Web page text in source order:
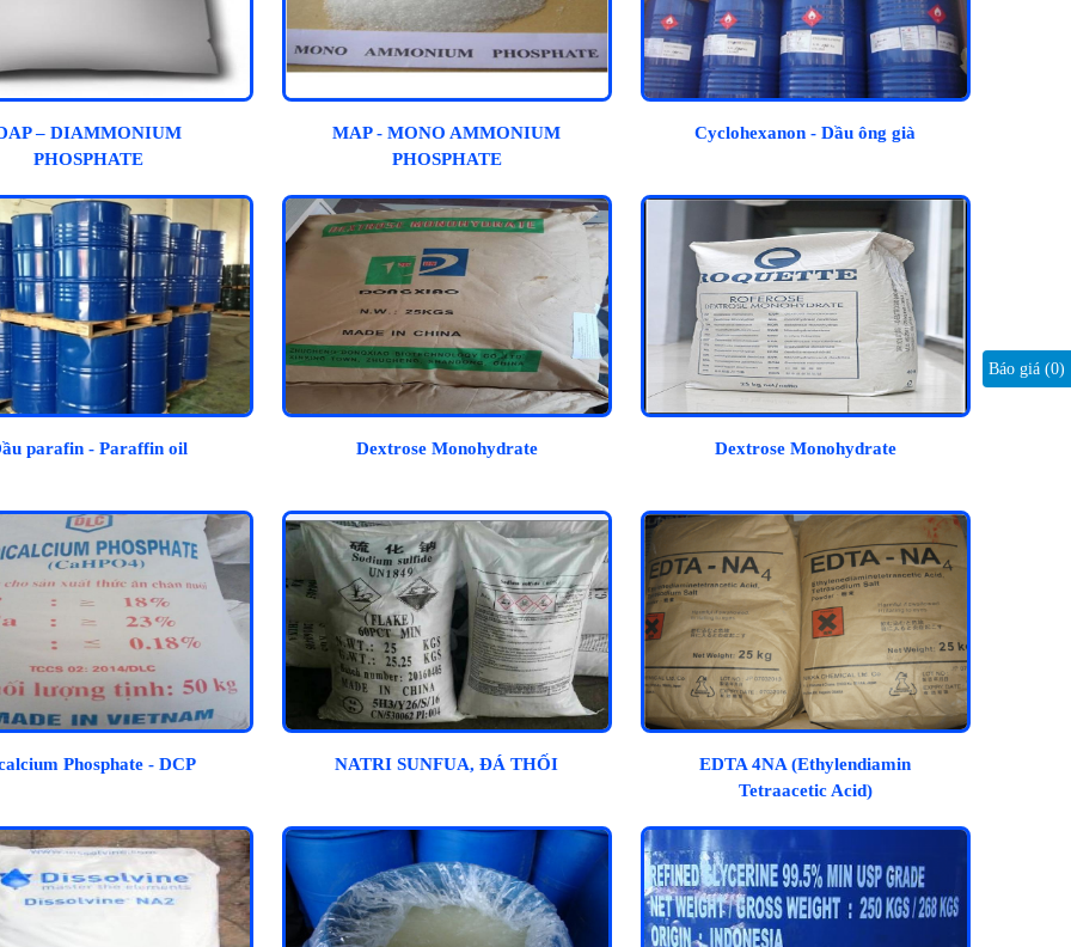
Báo giá (0)
– DIAMMONIUM
PHOSPHATE
MAP - MONO AMMONIUM
PHOSPHATE
Cyclohexanon - Dầu ông già
parafin - Paraffin oil Dextrose Monohydrate Dextrose Monohydrate
Phosphate - DCP NATRI SUNFUA, ĐÁ THỐI
EDTA 4NA (Ethylendiamin
Tetraacetic Acid)